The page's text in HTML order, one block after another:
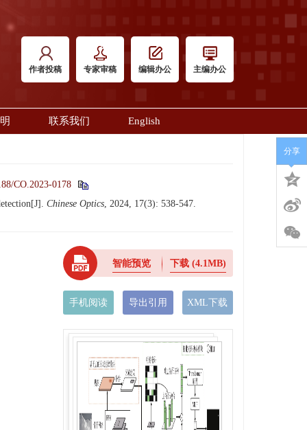
作者投稿 专家审稿 编辑办公 主编办公
联系我们 English
CO.2023-0178
Chinese Optics, 2024, 17(3): 538-547.
智能预览 下载 (4.1MB)
手机阅读 导出引用 XML下载
分享